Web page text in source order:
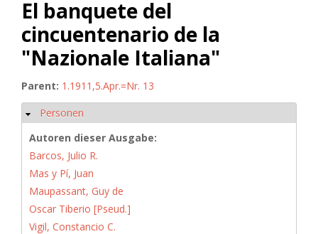
El banquete del
cincuentenario de la
"Nazionale Italiana"
Parent: 1.1911,5.Apr.=Nr. 13
Hide
Personen
Autoren dieser Ausgabe:
Barcos, Julio R.
Mas y Pí, Juan
Maupassant, Guy de
Oscar Tiberio [Pseud.]
Vigil, Constancio C.